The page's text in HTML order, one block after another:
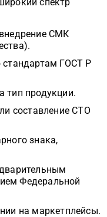
СМК
стандартам ГОСТ Р
тип продукции.
составление СТО
знака,
Федеральной
на маркетплейсы.